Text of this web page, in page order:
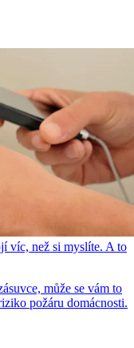
víc, než si myslíte. A to
může se vám to
požáru domácnosti.